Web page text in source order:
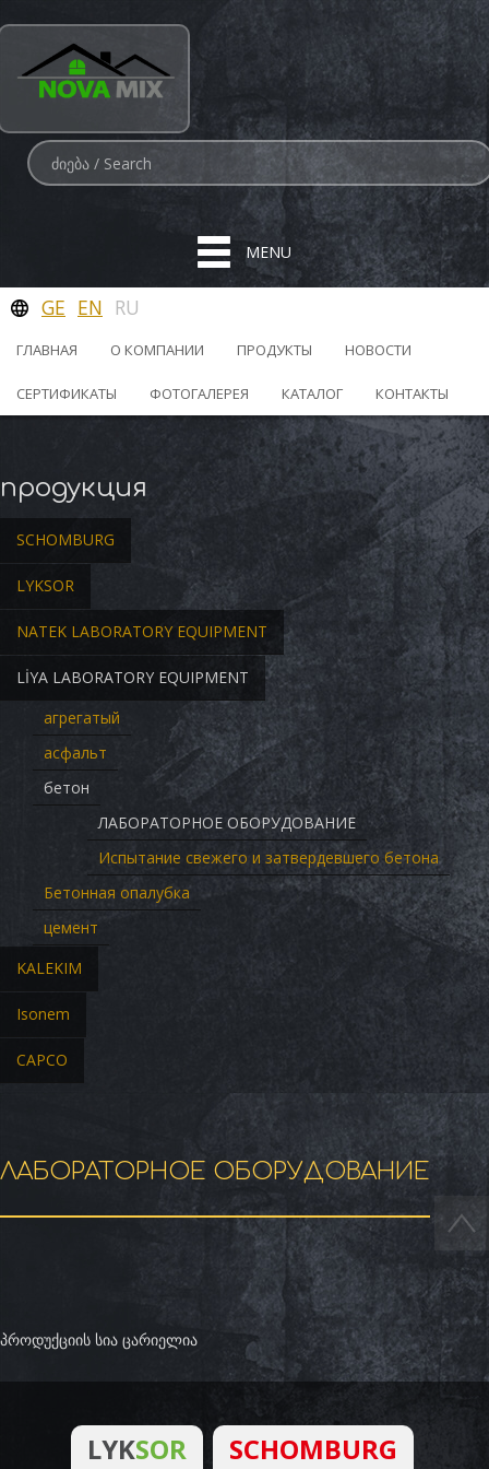
MENU
GE EN RU
ГЛАВНАЯ О КОМПАНИИ ПРОДУКТЫ НОВОСТИ
СЕРТИФИКАТЫ ФОТОГАЛЕРЕЯ КАТАЛОГ КОНТАКТЫ
продукция
SCHOMBURG
LYKSOR
NATEK LABORATORY EQUIPMENT
LİYA LABORATORY EQUIPMENT
агрегатый
асфальт
бетон
ЛАБОРАТОРНОЕ ОБОРУДОВАНИЕ
Испытание свежего и затвердевшего бетона
Бетонная опалубка
цемент
KALEKIM
Isonem
CAPCO
ЛАБОРАТОРНОЕ ОБОРУДОВАНИЕ
პროდუქციის სია ცარიელია
LYKSOR SCHOMBURG